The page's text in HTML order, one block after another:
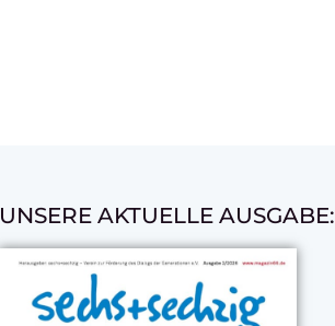
UNSERE AKTUELLE AUSGABE: